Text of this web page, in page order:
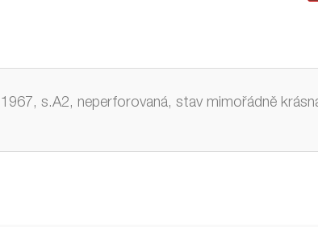
1967, s.A2, neperforovaná, stav mimořádně